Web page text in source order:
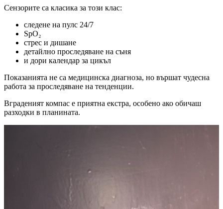
Сензорите са класика за този клас:
следене на пулс 24/7
SpO₂
стрес и дишане
детайлно проследяване на съня
и дори календар за цикъл
Показанията не са медицинска диагноза, но вършат чудесна
работа за проследяване на тенденции.
Вграденият компас е приятна екстра, особено ако обичаш
разходки в планината.